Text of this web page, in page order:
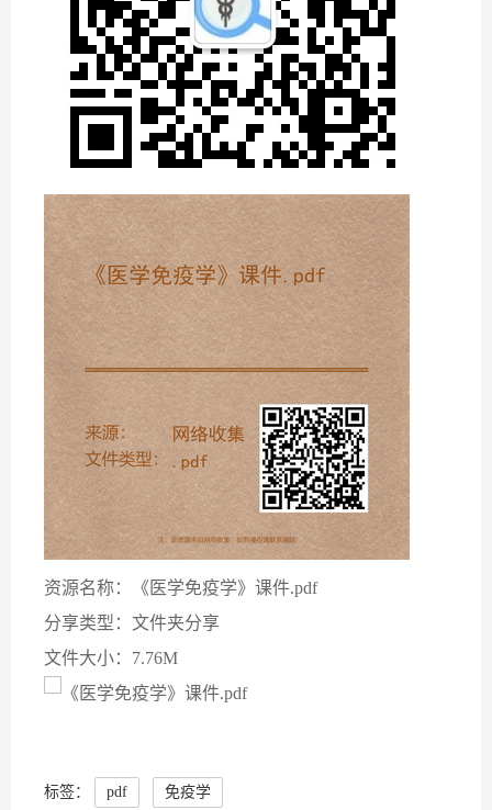
资源名称：《医学免疫学》课件.pdf
分享类型：文件夹分享
文件大小：7.76M
标签： pdf 免疫学